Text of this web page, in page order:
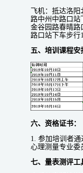
飞机：抵达洛
路中州中路口站
金谷园路春晴路
路口站下车步行
五、培训课程安
六、资格证书：
1. 参加培训者
心理测量专业委
七、量表测评工